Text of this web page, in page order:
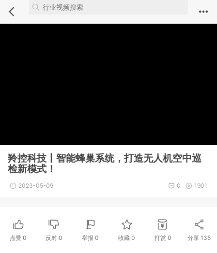
Notice : Undefined index: comment_module in
/webdata/new.iuvs.c
羚控科技丨智能蜂巢系统，打造无人机空中巡
检新模式！
2023-05-09 1901
0
点赞 0 反对0 举报 0 收藏 0 打赏 0 分享 135